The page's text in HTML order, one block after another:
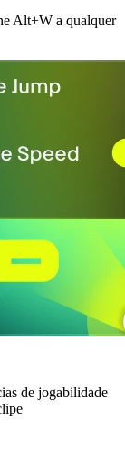
Alt+W a qualquer
de jogabilidade